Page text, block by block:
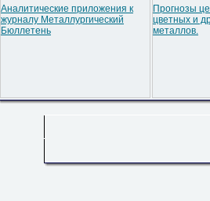
Аналитические приложения к
журналу Металлургический
Бюллетень
Прогнозы
цветных и
металлов.